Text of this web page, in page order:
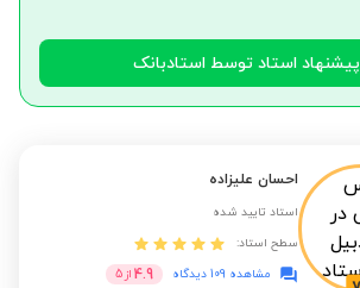
پیشنهاد استاد توسط استادبانک
احسان علیزاده
استاد تایید شده
سطح استاد:
مشاهده 109 دیدگاه
4.9 از 5